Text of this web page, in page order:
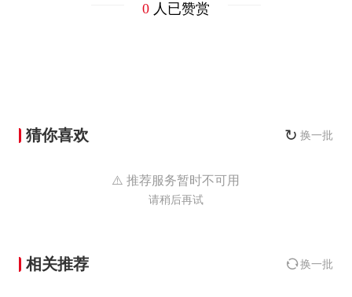
0人已赞赏
猜你喜欢 ↻ 换一批
⚠️ 推荐服务暂时不可用
请稍后再试
相关推荐 换一批